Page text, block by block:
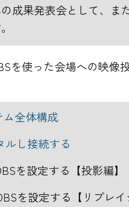
成果発表会として、ま
を使った会場への映像
全体構成
ルし接続する
を設定する【投影編】
を設定する【リプレイ